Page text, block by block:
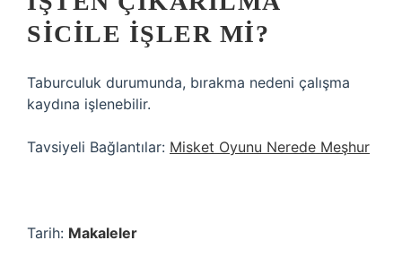
SICILE IŞLER MI?
Taburculuk durumunda, bırakma nedeni çalışma
kaydına işlenebilir.
Tavsiyeli Bağlantılar: Misket Oyunu Nerede Meşhur
Tarih: Makaleler